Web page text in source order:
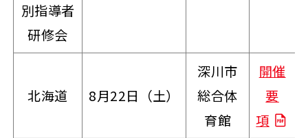
別指導者
研修会
北海道 8月22日（土）
深川市
総合体
育館
開催
要
項